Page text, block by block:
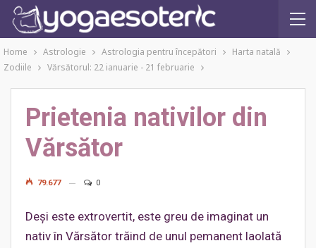
Home Astrologie Astrologia pentru începători
Harta natală
Zodiile
Vărsătorul: 22 ianuarie - 21 februarie
Prietenia nativilor din
Vărsător
79.677 0
Deşi este extrovertit, este greu de imaginat un
nativ în Vărsător trăind de unul pemanent laolată